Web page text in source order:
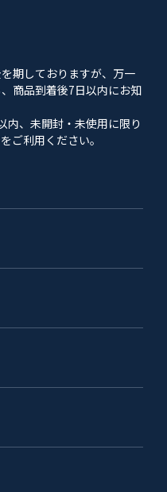
期しておりますが、万一
商品到着後7日以内にお知
内、未開封・未使用に限り
ご利用ください。